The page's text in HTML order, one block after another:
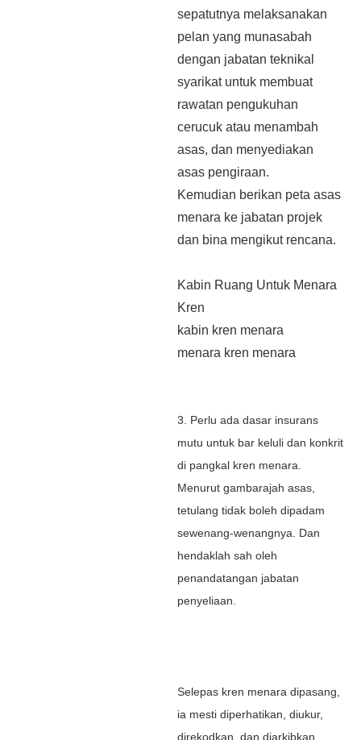
sepatutnya melaksanakan
pelan yang munasabah
dengan jabatan teknikal
syarikat untuk membuat
rawatan pengukuhan
cerucuk atau menambah
asas, dan menyediakan
asas pengiraan.
Kemudian berikan peta asas
menara ke jabatan projek
dan bina mengikut rencana.
Kabin Ruang Untuk Menara
Kren
kabin kren menara
menara kren menara
3. Perlu ada dasar insurans
mutu untuk bar keluli dan konkrit
di pangkal kren menara.
Menurut gambarajah asas,
tetulang tidak boleh dipadam
sewenang-wenangnya. Dan
hendaklah sah oleh
penandatangan jabatan
penyeliaan.
Selepas kren menara dipasang,
ia mesti diperhatikan, diukur,
direkodkan, dan diarkibkan